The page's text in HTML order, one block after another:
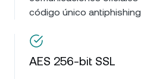
código único
AES 256-bit SSL